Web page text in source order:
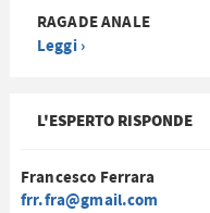
RAGADE ANALE
Leggi ›
L'ESPERTO RISPONDE
Francesco Ferrara
frr.fra@gmail.com